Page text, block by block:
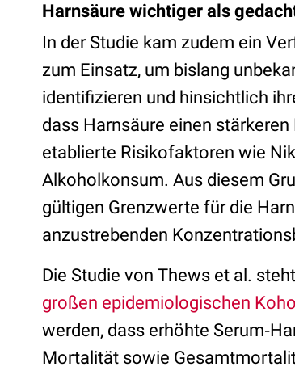
Harnsäure wichtiger als
In der Studie kam zudem ein
zum Einsatz, um bislang
identifizieren und hinsichtlich
dass Harnsäure einen
etablierte Risikofaktoren wie
Alkoholkonsum. Aus diesem
gültigen Grenzwerte für die
anzustrebenden
Die Studie von Thews et al.
großen epidemiologischen
werden, dass erhöhte
Mortalität sowie